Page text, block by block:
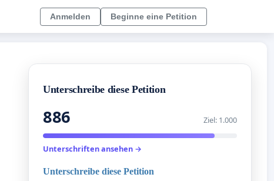
Anmelden Beginne eine Petition
Unterschreibe diese Petition
886 Ziel: 1.000
Unterschriften ansehen →
Unterschreibe diese Petition